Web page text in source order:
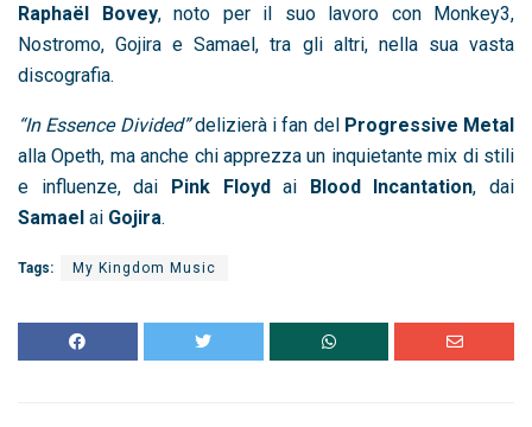
Raphaël Bovey, noto per il suo lavoro con Monkey3,
Nostromo, Gojira e Samael, tra gli altri, nella sua vasta
discografia.
“In Essence Divided”delizierà i fan del Progressive Metal
alla Opeth, ma anche chi apprezza un inquietante mix di stili
e influenze, dai Pink Floydai Blood Incantation, dai
Samael ai Gojira.
Tags: My Kingdom Music